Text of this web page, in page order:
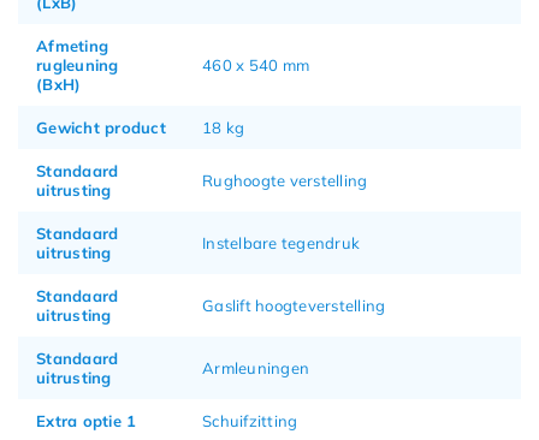
Afmeting
rugleuning
(BxH)
460 x 540 mm
Gewicht product 18 kg
Standaard
uitrusting
Rughoogte verstelling
Standaard
uitrusting
Instelbare tegendruk
Standaard
uitrusting
Gaslift hoogteverstelling
Standaard
uitrusting
Armleuningen
Extra optie 1 Schuifzitting